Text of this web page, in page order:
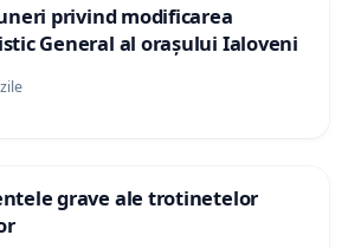
intre universitati. De exemplu,
universitar dorește să se
universitate, aceasta ar putea
„simplificat”, de validare a
fixate, parca, de un "grup de
privind modificarea
General al orașului Ialoveni
grave ale trotinetelor